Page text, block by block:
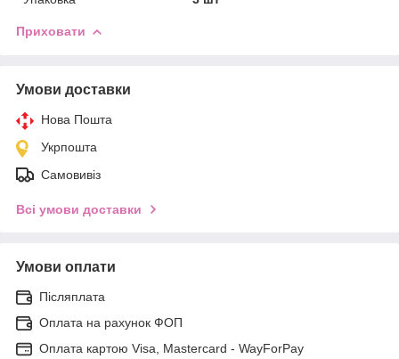
Приховати
Умови доставки
Нова Пошта
Укрпошта
Самовивіз
Всі умови доставки
Умови оплати
Післяплата
Оплата на рахунок ФОП
Оплата картою Visa, Mastercard - WayForPay